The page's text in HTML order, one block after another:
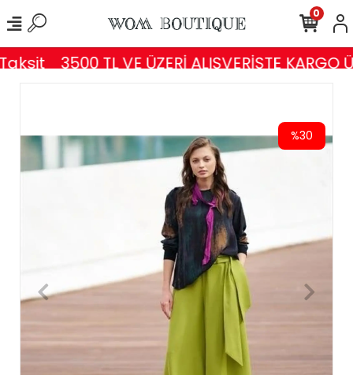
3500 TL VE ÜZERİ ALIŞVERİŞTE KARGO
0
%30